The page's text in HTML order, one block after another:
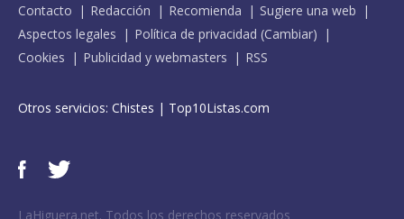
Contacto Redacción Recomienda
Sugiere una web
Aspectos legales
Política de privacidad (Cambiar)
Cookies
Publicidad y webmasters RSS
Otros servicios: Chistes | Top10Listas.com
LaHiguera.net. Todos los derechos reservados